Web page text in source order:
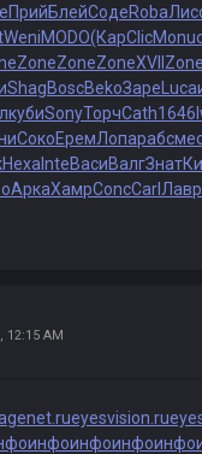
ПрийБлейСодеRoba
WeniMODO(КарClicMonu
ZoneZoneZoneXVII Zone
ShagBoscBekoЗаре Luca
кубиSonyТорчCath1646
СокоЕремЛопарабс
Hexa InteВасиВалгЗнат
АркаХамрConcCarl Лавр
12:15 AM
eyesvision.ru
инфоинфоинфоинфо